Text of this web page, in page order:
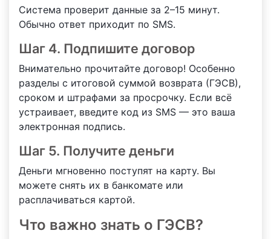
Система проверит данные за 2–15 минут.
Обычно ответ приходит по SMS.
Шаг 4. Подпишите договор
Внимательно прочитайте договор! Особенно
разделы с итоговой суммой возврата (ГЭСВ),
сроком и штрафами за просрочку. Если всё
устраивает, введите код из SMS — это ваша
электронная подпись.
Шаг 5. Получите деньги
Деньги мгновенно поступят на карту. Вы
можете снять их в банкомате или
расплачиваться картой.
Что важно знать о ГЭСВ?